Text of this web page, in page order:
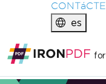
es
for